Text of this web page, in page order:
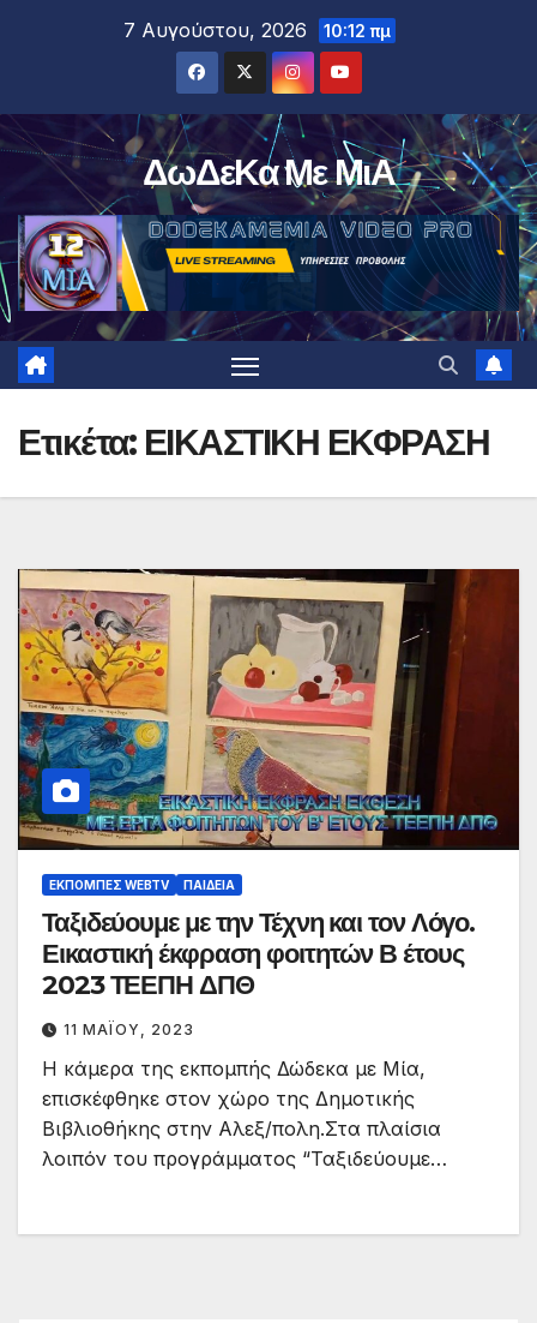
7 Αυγούστου, 2026 10:12 πμ
ΔωΔεΚα Με ΜιΑ
Ετικέτα: ΕΙΚΑΣΤΙΚΗ ΕΚΦΡΑΣΗ
ΕΚΠΟΜΠΈΣ WEBTV ΠΑΙΔΕΊΑ
Ταξιδεύουμε με την Τέχνη και τον Λόγο.
Εικαστική έκφραση φοιτητών Β έτους
2023 ΤΕΕΠΗ ΔΠΘ
11 ΜΑΪ́ΟΥ, 2023
Η κάμερα της εκπομπής Δώδεκα με Μία,
επισκέφθηκε στον χώρο της Δημοτικής
Βιβλιοθήκης στην Αλεξ/πολη.Στα πλαίσια
λοιπόν του προγράμματος “Ταξιδεύουμε…